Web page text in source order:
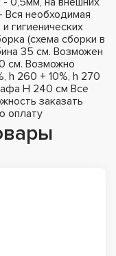
Вся необходимая
гигиенических
(схема сборки в
35 см. Возможен
см. Возможно
h 260 + 10%, h 270
H 240 см Все
заказать
оплату